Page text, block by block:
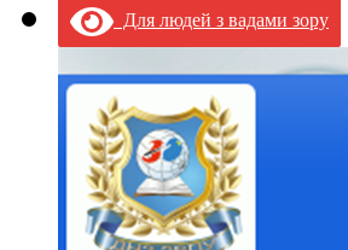
Для людей з вадами зору